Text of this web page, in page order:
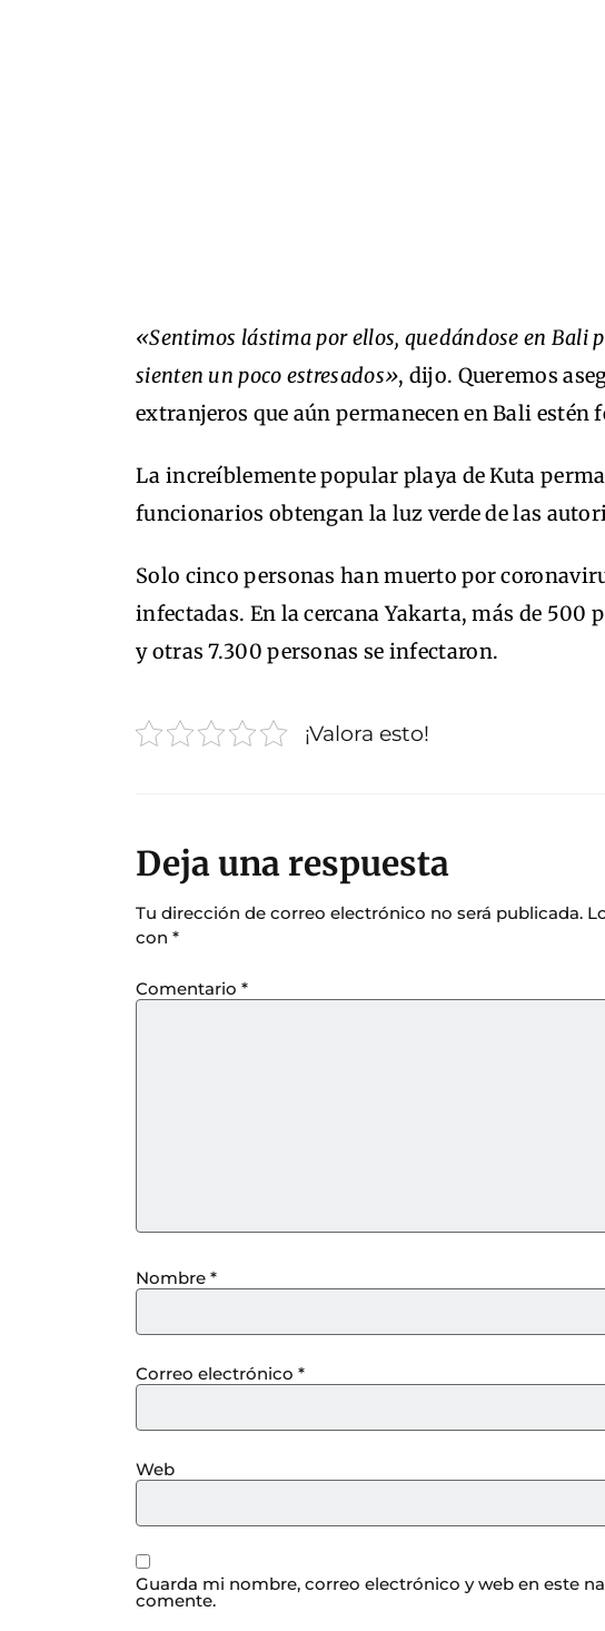
«Sentimos lástima por ellos, quedándose en Bali
sienten un poco estresados», dijo. Queremos
extranjeros que aún permanecen en Bali estén
La increíblemente popular playa de Kuta
funcionarios obtengan la luz verde de las
Solo cinco personas han muerto por
infectadas. En la cercana Yakarta, más de 500
y otras 7.300 personas se infectaron.
¡Valora esto!
Deja una respuesta
Tu dirección de correo electrónico no será publicada.
con *
Comentario *
Nombre *
Correo electrónico *
Web
Guarda mi nombre, correo electrónico y web en este
comente.